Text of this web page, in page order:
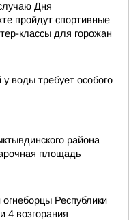
Дня
пройдут спортивные
классы для горожан
воды требует особого
района
площадь
Республики
4 возгорания